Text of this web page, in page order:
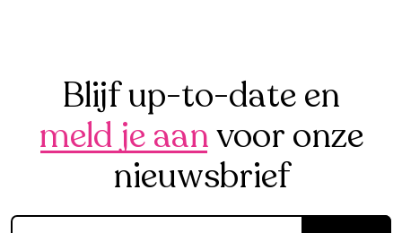
Blijf up-to-date en
meld je aanvoor onze
nieuwsbrief